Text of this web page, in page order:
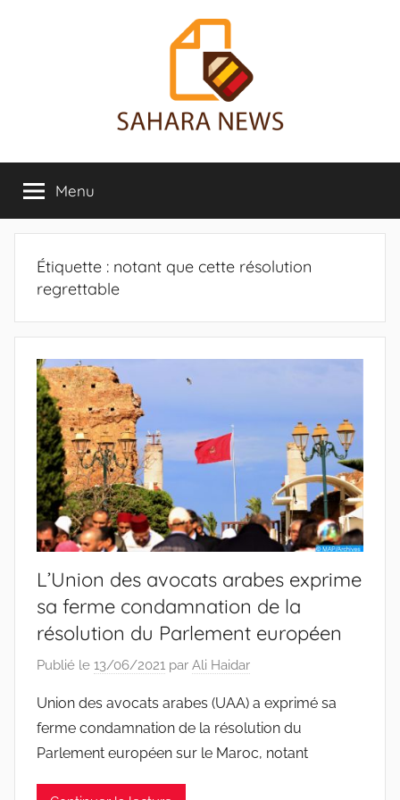
Sahara
News
sur
le
Sahara
révélée
Menu
Étiquette : notant que cette résolution
regrettable
L’Union des avocats arabes exprime
sa ferme condamnation de la
résolution du Parlement européen
Publié le 13/06/2021 par Ali Haidar
Union des avocats arabes (UAA) a exprimé sa
ferme condamnation de la résolution du
Parlement européen sur le Maroc, notant